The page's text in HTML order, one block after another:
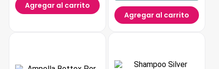
Agregar al carrito
Agregar al carrito